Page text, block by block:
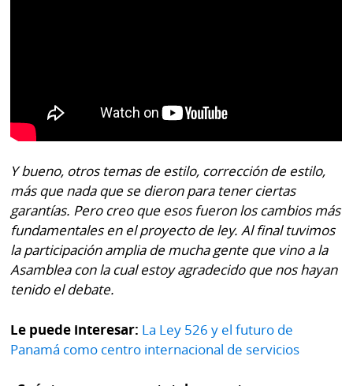
Y bueno, otros temas de estilo, corrección de estilo,
más que nada que se dieron para tener ciertas
garantías. Pero creo que esos fueron los cambios más
fundamentales en el proyecto de ley. Al final tuvimos
la participación amplia de mucha gente que vino a la
Asamblea con la cual estoy agradecido que nos hayan
tenido el debate.
Le puede interesar: La Ley 526 y el futuro de
Panamá como centro internacional de servicios